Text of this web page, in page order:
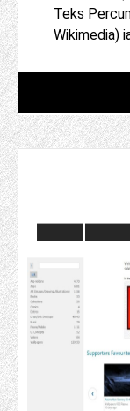
Teks
Wikimedia)